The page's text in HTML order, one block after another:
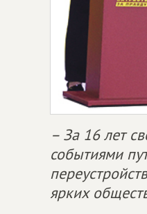
– За 16 лет
событиями
ярких